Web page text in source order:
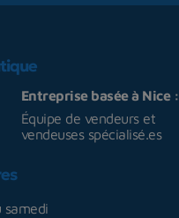
Entreprise basée à Nice :
Équipe de vendeurs et
vendeuses spécialisé.es
samedi